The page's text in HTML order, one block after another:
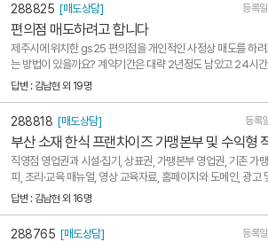
288825 [매도상담] 등록
편의점 매도하려고 합니다
제주시에 위치한 gs25 편의점을 개인적인 사정상 매도를 하
는 방법이 있을까요? 계약기간은 대략 2년정도 남았고 24시
위치한 안정적인 상권에 꾸준한 매출 증가추세 이지만 개인사
답변 : 김남현 외 19명
288818 [매도상담] 등록
부산 소재 한식 프랜차이즈 가맹본부 및 수익형
직영점 영업권과 시설·집기, 상표권, 가맹본부 영업권, 기존 가
피, 조리·교육 매뉴얼, 영상 교육자료, 홈페이지와 도메인, 광고
등을 총체적으로 양도합니다.신규 브랜드 사업에 집중하기 위
답변 : 김남현 외 16명
288765 [매도상담] 등록